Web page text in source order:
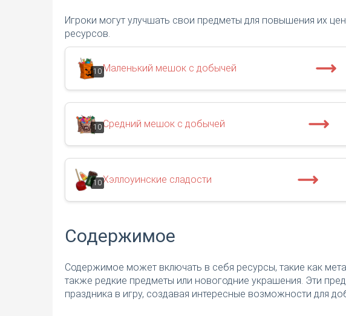
Игроки могут улучшать свои предметы для повышения их
ресурсов.
10Маленький мешок с добычей
10Средний мешок с добычей
10Хэллоуинские сладости
Содержимое
Содержимое может включать в себя ресурсы, такие как
также редкие предметы или новогодние украшения. Эти
праздника в игру, создавая интересные возможности для